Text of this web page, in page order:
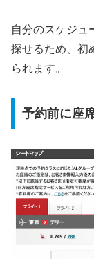
自分のスケジュ
探せるため、初
られます。
予約前に座